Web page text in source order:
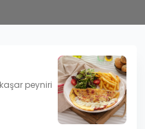
peyniri